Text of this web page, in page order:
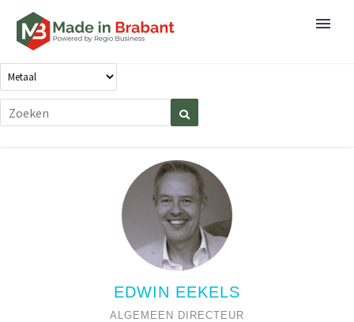
EDWIN EEKELS
ALGEMEEN DIRECTEUR